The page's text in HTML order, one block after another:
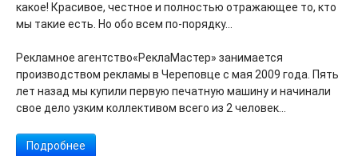
какое! Красивое, честное и полностью отражающее то, кто
мы такие есть. Но обо всем по-порядку…
Рекламное агентство«РеклаМастер» занимается
производством рекламы в Череповце с мая 2009 года. Пять
лет назад мы купили первую печатную машину и начинали
свое дело узким коллективом всего из 2 человек...
Подробнее